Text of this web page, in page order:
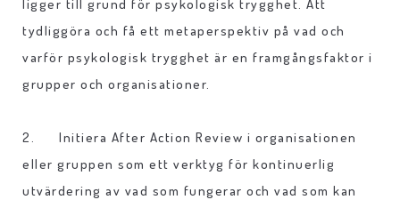
ligger till grund för psykologisk trygghet. Att
tydliggöra och få ett metaperspektiv på vad och
varför psykologisk trygghet är en framgångsfaktor i
grupper och organisationer.
2. Initiera After Action Review i organisationen
eller gruppen som ett verktyg för kontinuerlig
utvärdering av vad som fungerar och vad som kan